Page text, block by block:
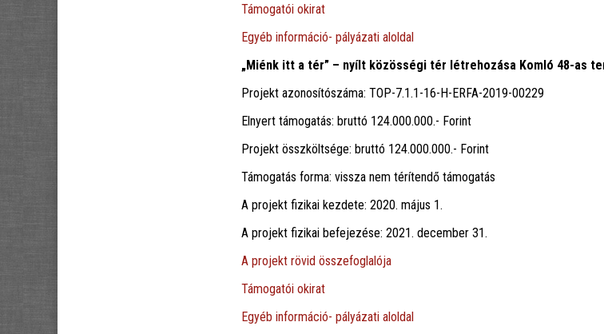
Támogatói okirat
Egyéb információ- pályázati aloldal
„Miénk itt a tér” – nyílt közösségi tér létrehozása Komló 48-as
Projekt azonosítószáma: TOP-7.1.1-16-H-ERFA-2019-00229
Elnyert támogatás: bruttó 124.000.000.- Forint
Projekt összköltsége: bruttó 124.000.000.- Forint
Támogatás forma: vissza nem térítendő támogatás
A projekt fizikai kezdete: 2020. május 1.
A projekt fizikai befejezése: 2021. december 31.
A projekt rövid összefoglalója
Támogatói okirat
Egyéb információ- pályázati aloldal